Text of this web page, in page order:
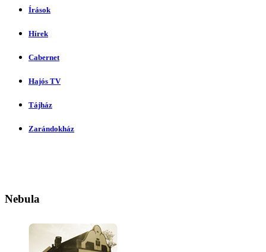
Írások
Hírek
Cabernet
Hajós TV
Tájház
Zarándokház
Nebula